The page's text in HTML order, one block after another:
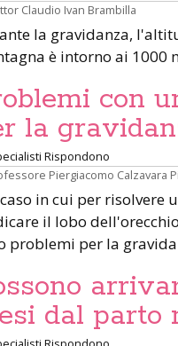
Claudio Ivan Brambilla
la gravidanza,
è intorno ai 1000
con
la
Rispondono
Piergiacomo Calzavara
in cui per risolvere
il lobo
problemi per la
dal parto